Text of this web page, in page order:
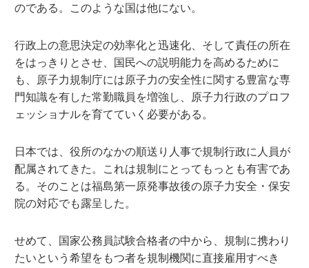
のである。このような国は他にない。
行政上の意思決定の効率化と迅速化、そして責任の所在
をはっきりとさせ、国民への説明能力を高めるために
も、原子力規制庁には原子力の安全性に関する豊富な専
門知識を有した常勤職員を増強し、原子力行政のプロフ
ェッショナルを育てていく必要がある。
日本では、役所のなかの順送り人事で規制行政に人員が
配属されてきた。これは規制にとってもっとも有害であ
る。そのことは福島第一原発事故後の原子力安全・保安
院の対応でも露呈した。
せめて、国家公務員試験合格者の中から、規制に携わり
たいという希望をもつ者を規制機関に直接雇用すべき